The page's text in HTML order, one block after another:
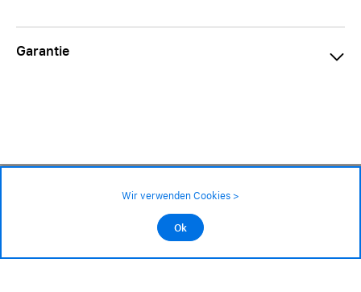
Garantie
©2026 Alle Rechte sind vorbehalten
In den Warenkorb
Wir verwenden Cookies >
Ok